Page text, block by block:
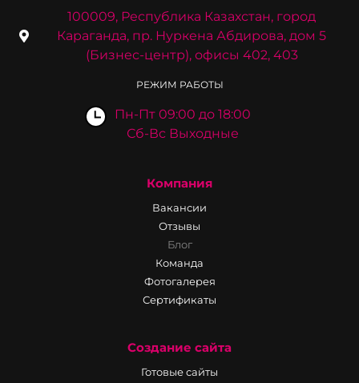
100009, Республика Казахстан, город
Караганда, пр. Нуркена Абдирова, дом 5
(Бизнес-центр), офисы 402, 403
РЕЖИМ РАБОТЫ
Пн-Пт 09:00 до 18:00
Сб-Вс Выходные
Компания
Вакансии
Отзывы
Блог
Команда
Фотогалерея
Сертификаты
Создание сайта
Готовые сайты